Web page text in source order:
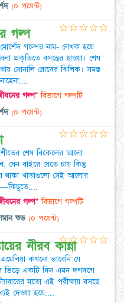
(০ পয়েন্ট)
গল্প
গল্পের নাম- লেখক হয়ে
প্রকৃতিতে বসন্তের হাওয়া। শেষ
সোনালি রোদের ঝিলিক। সমস্ত
গল্প"বিভাগে গল্পটি
(০ পয়েন্ট)
☆☆☆☆☆
শীতের শেষ বিকেলের আলো
যেন বাইরে যেতে চায় কিন্তু
থাকা খাতাগুলো সেই আলোর
গল্প"বিভাগে গল্পটি
শুভ (০ পয়েন্ট)
☆☆☆☆☆
নীরব কান্না
কখনো ভাবেনি যে
ভিড়ে একটি দিন এমন দগদগে
মতো এই পরীক্ষায় বসছে
দেওয়া হয়ে....
☆☆☆☆☆